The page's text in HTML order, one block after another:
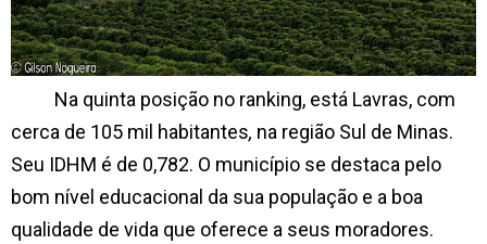
Na quinta posição no ranking, está Lavras, com
cerca de 105 mil habitantes, na região Sul de Minas.
Seu IDHM é de 0,782. O município se destaca pelo
bom nível educacional da sua população e a boa
qualidade de vida que oferece a seus moradores.